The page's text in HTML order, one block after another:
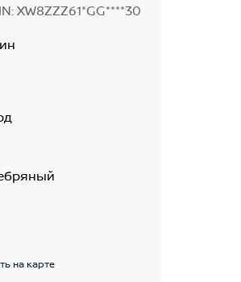
XW8ZZZ61*GG****30
на карте